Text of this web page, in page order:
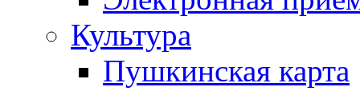
Культура
Пушкинская карта